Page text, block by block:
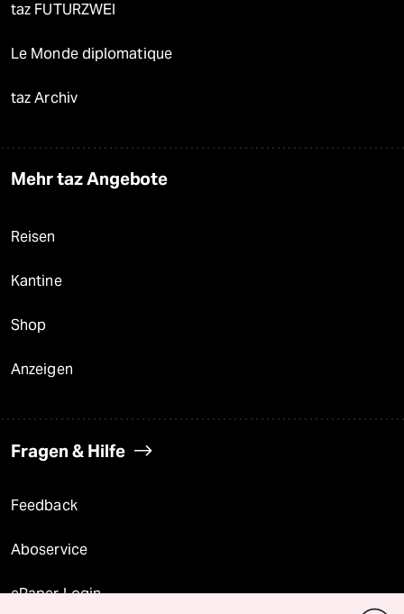
taz FUTURZWEI
Le Monde diplomatique
taz Archiv
Mehr taz Angebote
Reisen
Kantine
Shop
Anzeigen
Fragen & Hilfe
Feedback
Aboservice
ePaper Login